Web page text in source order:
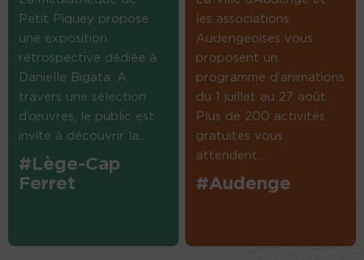
Petit Piquey propose
une exposition
rétrospective dédiée à
Danielle Bigata. A
travers une sélection
d’œuvres, le public est
invité à découvrir la...
#Lège-Cap
Ferret
les associations
Audengeoises vous
proposent un
programme d’animations
du 1 juillet au 27 août.
Plus de 200 activités
gratuites vous
attendent....
#Audenge